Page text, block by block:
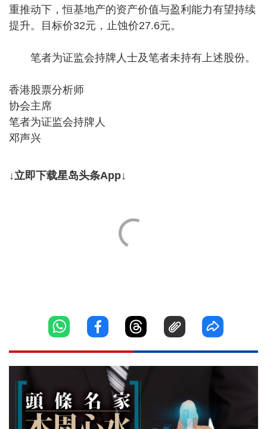
重推动下，恒基地产的资产价值与盈利能力有望持续
提升。目标价32元，止蚀价27.6元。
笔者为证监会持牌人士及笔者未持有上述股份。
香港股票分析师
协会主席
笔者为证监会持牌人
邓声兴
↓立即下载星岛头条App↓